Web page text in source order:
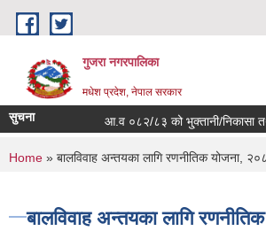
Skip to main content
गुजरा नगरपालिका
मधेश प्रदेश, नेपाल सरकार
सुचना आ.व ०८२/८३ को भु्क्तानी/निकासा तथा
You are here
Home » बालविवाह अन्तयका लागि रणनीतिक योजना,
बालविवाह अन्तयका लागि